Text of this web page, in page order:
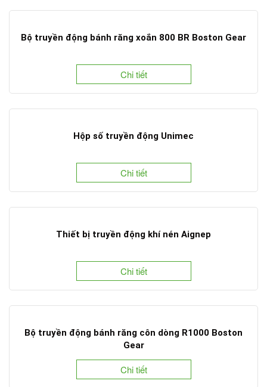
Bộ truyền động bánh răng xoắn 800 BR Boston Gear
Chi tiết
Hộp số truyền động Unimec
Chi tiết
Thiết bị truyền động khí nén Aignep
Chi tiết
Bộ truyền động bánh răng côn dòng R1000 Boston
Gear
Chi tiết